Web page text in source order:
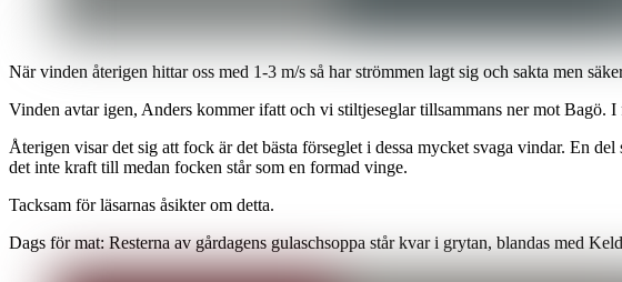
När vinden återigen hittar oss med 1-3 m/s så har strömmen lagt sig och sakta men
Vinden avtar igen, Anders kommer ifatt och vi stiltjeseglar tillsammans ner mot
Återigen visar det sig att fock är det bästa förseglet i dessa mycket svaga vindar. En
det inte kraft till medan focken står som en formad vinge.
Tacksam för läsarnas åsikter om detta.
Dags för mat: Resterna av gårdagens gulaschsoppa står kvar i grytan, blandas med